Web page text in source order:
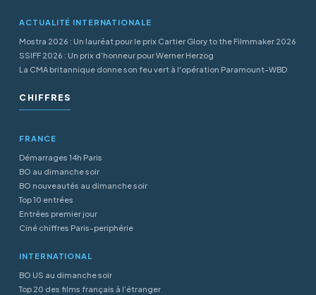
ACTUALITÉ INTERNATIONALE
Mostra 2026 : Un lauréat pour le prix Cartier Glory to the Filmmaker 2026
SSIFF 2026 : Un prix d’honneur pour Werner Herzog
La CMA britannique donne son feu vert à l'opération Paramount-WBD
CHIFFRES
FRANCE
Démarrages 14h Paris
BO au dimanche soir
BO nouveautés au dimanche soir
Top 10 entrées
Entrées premier jour
Ciné chiffres Paris-periphérie
INTERNATIONAL
BO US au dimanche soir
Top 20 des films français à l’étranger